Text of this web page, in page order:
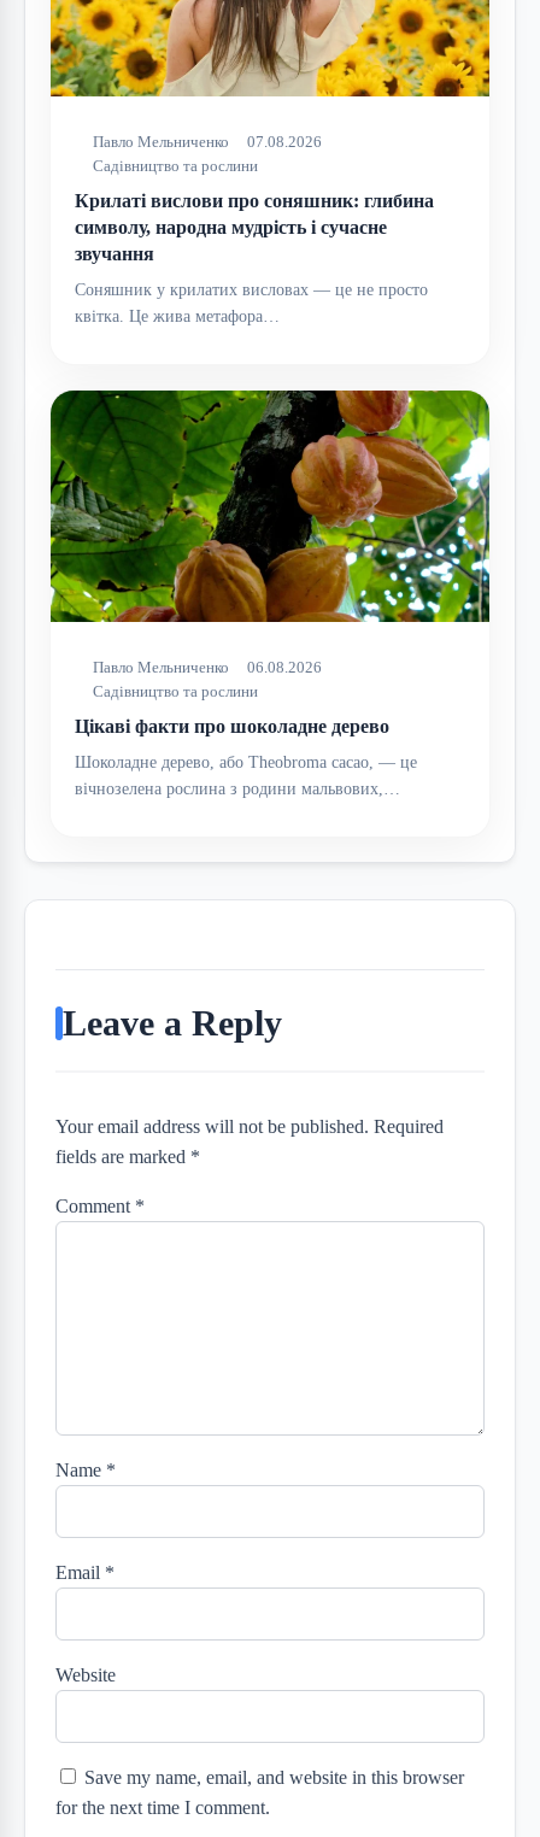
Павло Мельниченко
07.08.2026
Садівництво та рослини
Крилаті вислови про соняшник: глибина
символу, народна мудрість і сучасне
звучання
Соняшник у крилатих висловах — це не просто
квітка. Це жива метафора…
Павло Мельниченко
06.08.2026
Садівництво та рослини
Цікаві факти про шоколадне дерево
Шоколадне дерево, або Theobroma cacao, — це
вічнозелена рослина з родини мальвових,…
Leave a Reply
Your email address will not be published. Required
fields are marked *
Comment *
Name *
Email *
Website
Save my name, email, and website in this browser
for the next time I comment.